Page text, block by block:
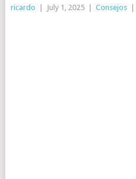
ricardo | July 1, 2025 | Consejos |